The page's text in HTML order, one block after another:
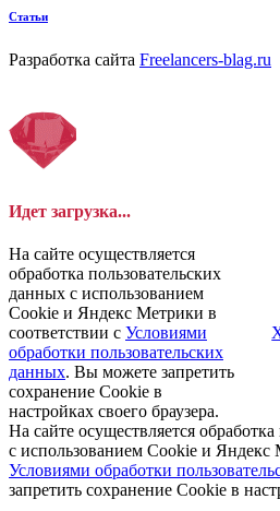
Статьи
Разработка сайта Freelancers-blag.ru
Идет загрузка...
На сайте осуществляется
обработка пользовательских
данных с использованием
Cookie и Яндекс Метрики в
соответствии с Условиями
обработки пользовательских
данных. Вы можете запретить
сохранение Cookie в
настройках своего браузера.
На сайте осуществляется
с использованием Cookie и Яндекс
Условиями обработки
запретить сохранение Cookie в